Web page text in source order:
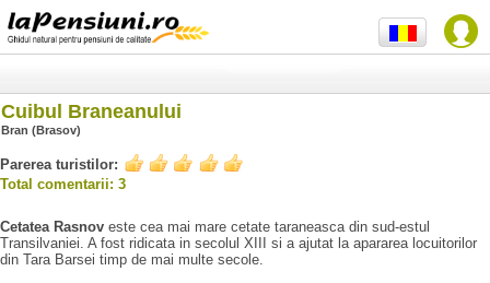
Cuibul Braneanului
Bran (Brasov)
Parerea turistilor:
Total comentarii: 3
Cetatea Rasnov este cea mai mare cetate taraneasca din sud-estul
Transilvaniei. A fost ridicata in secolul XIII si a ajutat la apararea locuitorilor
din Tara Barsei timp de mai multe secole.